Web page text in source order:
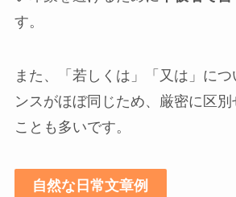
す。
また、「若しくは」「又は」に
ンスがほぼ同じため、厳密に区
ことも多いです。
自然な日常文章例